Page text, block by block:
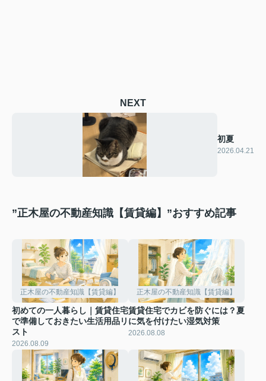
NEXT
初夏
2026.04.21
”正木屋の不動産知識【賃貸編】”おすすめ記事
正木屋の不動産知識【賃貸編】
初めての一人暮らし｜賃貸住宅
で準備しておきたい生活用品リ
スト
2026.08.09
正木屋の不動産知識【賃貸編】
賃貸住宅でカビを防ぐには？夏
に気を付けたい湿気対策
2026.08.08